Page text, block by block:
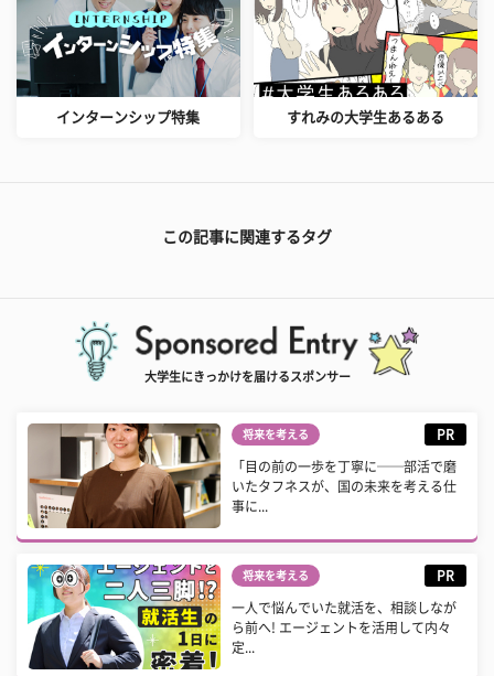
インターンシップ特集 すれみの大学生あるある
この記事に関連するタグ
大学生にきっかけを届けるスポンサー
将来を考える PR
「目の前の一歩を丁寧に──部活で磨
いたタフネスが、国の未来を考える仕
事に...
将来を考える PR
一人で悩んでいた就活を、相談しなが
ら前へ! エージェントを活用して内々
定...